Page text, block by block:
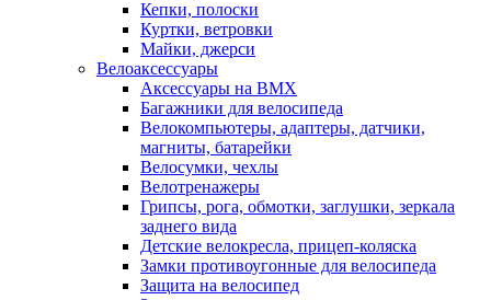
Кепки, полоски
Куртки, ветровки
Майки, джерси
Велоаксессуары
Аксессуары на BMX
Багажники для велосипеда
Велокомпьютеры, адаптеры, датчики,
магниты, батарейки
Велосумки, чехлы
Велотренажеры
Грипсы, рога, обмотки, заглушки, зеркала
заднего вида
Детские велокресла, прицеп-коляска
Замки противоугонные для велосипеда
Защита на велосипед